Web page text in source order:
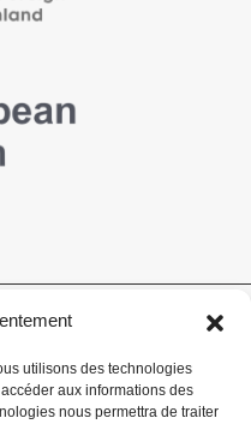
utilisons des technologies
aux informations des
nous permettra de traiter
sur les actualités, les
vous à l'infolettre.